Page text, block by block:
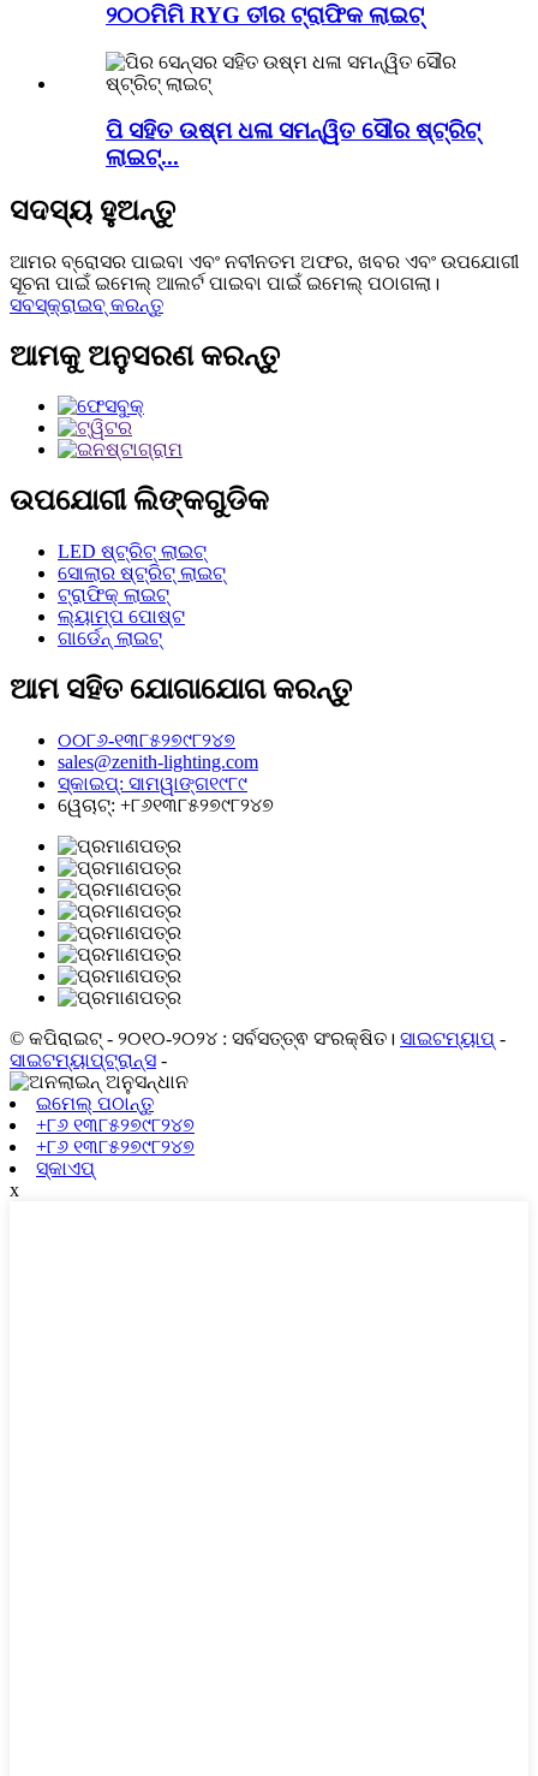
୨୦୦ମିମି RYG ତୀର ଟ୍ରାଫିକ ଲାଇଟ୍
ପି ସହିତ ଉଷ୍ମ ଧଳା ସମନ୍ୱିତ ସୌର ଷ୍ଟ୍ରିଟ୍
ଲାଇଟ୍...
ସଦସ୍ୟ ହୁଅନ୍ତୁ
ଆମର ବ୍ରୋସର ପାଇବା ଏବଂ ନବୀନତମ ଅଫର, ଖବର ଏବଂ ଉପଯୋଗୀ
ସୂଚନା ପାଇଁ ଇମେଲ୍ ଆଲର୍ଟ ପାଇବା ପାଇଁ ଇମେଲ୍ ପଠାଗଲା।
ସବସ୍କ୍ରାଇବ୍ କରନ୍ତୁ
ଆମକୁ ଅନୁସରଣ କରନ୍ତୁ
ଉପଯୋଗୀ ଲିଙ୍କଗୁଡିକ
LED ଷ୍ଟ୍ରିଟ୍ ଲାଇଟ୍
ସୋଲାର ଷ୍ଟ୍ରିଟ୍ ଲାଇଟ୍
ଟ୍ରାଫିକ୍ ଲାଇଟ୍
ଲ୍ୟାମ୍ପ ପୋଷ୍ଟ
ଗାର୍ଡେନ୍ ଲାଇଟ୍
ଆମ ସହିତ ଯୋଗାଯୋଗ କରନ୍ତୁ
୦୦୮୬-୧୩୮୫୨୭୯୮୨୪୭
sales@zenith-lighting.com
ସ୍କାଇପ୍: ସାମୱାଙ୍ଗ୧୯୮୯
ୱେଚାଟ୍: +୮୬୧୩୮୫୨୭୯୮୨୪୭
© କପିରାଇଟ୍ - ୨୦୧୦-୨୦୨୪ : ସର୍ବସତ୍ତ୍ଵ ସଂରକ୍ଷିତ। ସାଇଟମ୍ୟାପ୍ -
ସାଇଟମ୍ୟାପ୍‍ଟ୍ରାନ୍ସ -
ଇମେଲ୍ ପଠାନ୍ତୁ
+୮୬ ୧୩୮୫୨୭୯୮୨୪୭
+୮୬ ୧୩୮୫୨୭୯୮୨୪୭
ସ୍କାଏପ୍
x